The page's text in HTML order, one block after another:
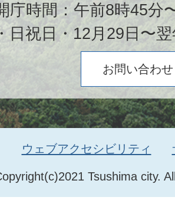
庁時間：午前8時45分
日祝日・12月29日〜
お問い合わせ
Tsushima city.
ウェブアクセシビリティ